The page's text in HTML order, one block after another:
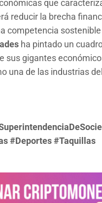
que
reducir la brecha
competencia
ha pintado un
sus gigantes
una de las industrias
#Deportes #Taquillas